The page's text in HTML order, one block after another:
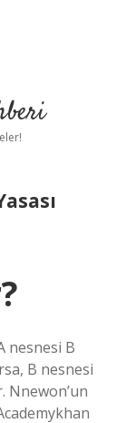
nesnesi B
B nesnesi
Nnewon’un